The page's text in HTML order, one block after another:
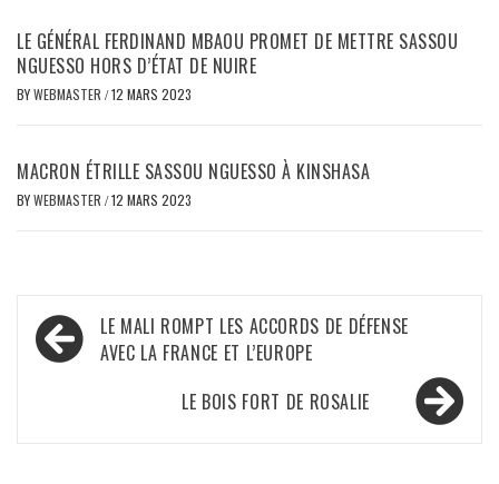
LE GÉNÉRAL FERDINAND MBAOU PROMET DE METTRE SASSOU
NGUESSO HORS D’ÉTAT DE NUIRE
BYWEBMASTER /12 MARS 2023
MACRON ÉTRILLE SASSOU NGUESSO À KINSHASA
BYWEBMASTER /12 MARS 2023
Navigation
de
LE MALI ROMPT LES ACCORDS DE DÉFENSE
AVEC LA FRANCE ET L’EUROPE
LE BOIS FORT DE ROSALIE